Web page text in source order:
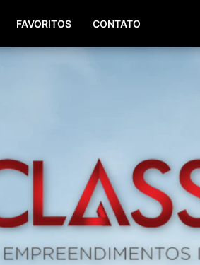
(51) 98196-8290 (51) 3064-0084
FAVORITOS CONTATO